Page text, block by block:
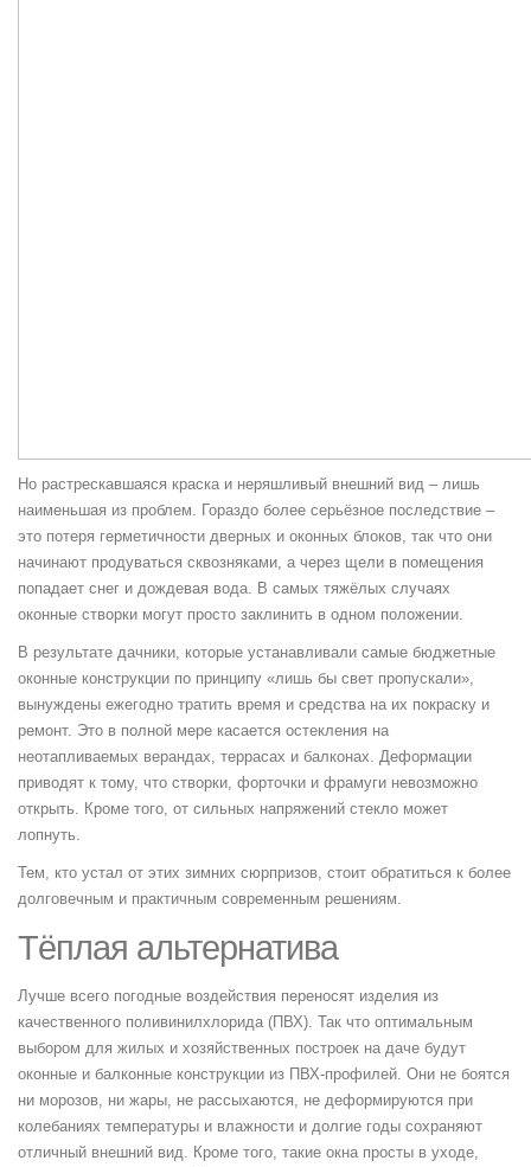
Но растрескавшаяся краска и неряшливый внешний вид – лишь
наименьшая из проблем. Гораздо более серьёзное последствие –
это потеря герметичности дверных и оконных блоков, так что они
начинают продуваться сквозняками, а через щели в помещения
попадает снег и дождевая вода. В самых тяжёлых случаях
оконные створки могут просто заклинить в одном положении.
В результате дачники, которые устанавливали самые бюджетные
оконные конструкции по принципу «лишь бы свет пропускали»,
вынуждены ежегодно тратить время и средства на их покраску и
ремонт. Это в полной мере касается остекления на
неотапливаемых верандах, террасах и балконах. Деформации
приводят к тому, что створки, форточки и фрамуги невозможно
открыть. Кроме того, от сильных напряжений стекло может
лопнуть.
Тем, кто устал от этих зимних сюрпризов, стоит обратиться к более
долговечным и практичным современным решениям.
Тёплая альтернатива
Лучше всего погодные воздействия переносят изделия из
качественного поливинилхлорида (ПВХ). Так что оптимальным
выбором для жилых и хозяйственных построек на даче будут
оконные и балконные конструкции из ПВХ-профилей. Они не боятся
ни морозов, ни жары, не рассыхаются, не деформируются при
колебаниях температуры и влажности и долгие годы сохраняют
отличный внешний вид. Кроме того, такие окна просты в уходе,